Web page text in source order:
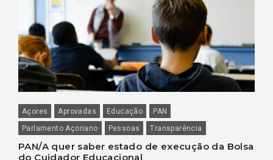
Açores Aprovadas Educação
PAN
Parlamento Açoriano
Pessoas Transparência
PAN/A quer saber estado de execução da Bolsa
do Cuidador Educacional